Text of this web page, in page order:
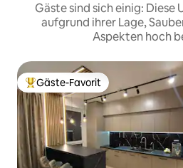
Gäste sind sich einig:
aufgrund ihrer Lage,
Aspekten hoch
Beliebter Gäste-Favorit.
Gäste-Favorit